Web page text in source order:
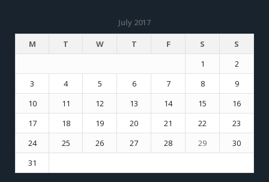
July 2017
M
T W T F S
S
1
2
3
4 5 6 7 8
9
10
11 12 13 14 15
16
17
18 19 20 21 22
23
24
25 26 27 28 29
30
31